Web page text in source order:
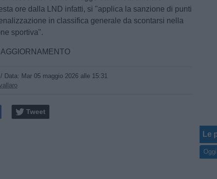
ore dalla LND infatti, si "applica la sanzione di punti
in classifica generale da scontarsi nella
sportiva".
/ Data: Mar 05 maggio 2026 alle 15:31
Tweet
Le
Oggi